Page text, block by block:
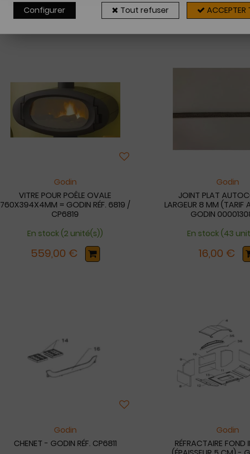
20 articles sur
Godin
VITRE POUR POÊLE OVALE
760X394X4MM = GODIN RÉF. 6819 /
CP6819
En stock (2 unité(s))
559,00 €
Godin
JOINT PLAT
LARGEUR 8 MM (TARIF
GODIN
En stock (43
16,00 €
Godin
CHENET - GODIN RÉF. CP6811
Godin
RÉFRACTAIRE FOND
Configurer Tout refuser ACCEPTER